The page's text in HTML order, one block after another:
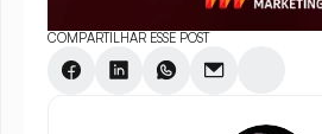
COMPARTILHAR ESSE POST